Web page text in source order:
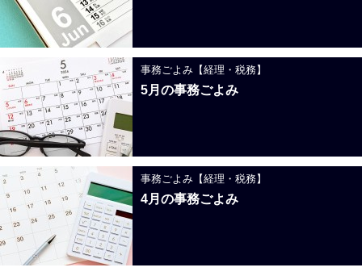
事務ごよみ【経理・税務】
5月の事務ごよみ
事務ごよみ【経理・税務】
4月の事務ごよみ